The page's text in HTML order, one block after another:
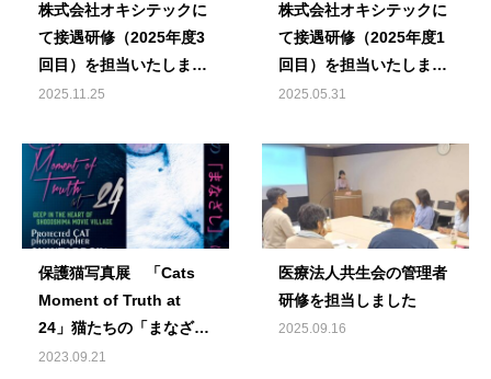
株式会社オキシテックに
て接遇研修（2025年度3
回目）を担当いたしまし
た
2025.11.25
株式会社オキシテックに
て接遇研修（2025年度1
回目）を担当いたしまし
た
2025.05.31
保護猫写真展 「Cats
Moment of Truth at
24」猫たちの「まなざ
し」は問いかける –
2023.09.21
医療法人共生会の管理者
研修を担当しました
2025.09.16